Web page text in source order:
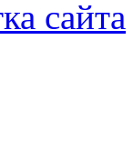
сайта